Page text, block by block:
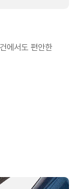
에서도 편안한